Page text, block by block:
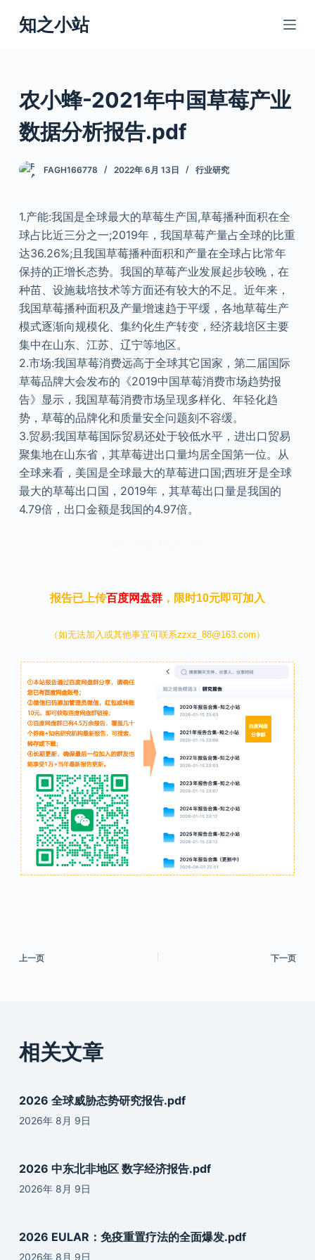
跳
过
知之小站
农小蜂-2021年中国草莓产业
数据分析报告.pdf
FAGH166778 2022年 6月 13日 行业研究
1.产能:我国是全球最大的草莓生产国,草莓播种面积在全
球占比近三分之一;2019年，我国草莓产量占全球的比重
达36.26%;且我国草莓播种面积和产量在全球占比常年
保持的正增长态势。我国的草莓产业发展起步较晚，在
种苗、设施栽培技术等方面还有较大的不足。近年来，
我国草莓播种面积及产量增速趋于平缓，各地草莓生产
模式逐渐向规模化、集约化生产转变，经济栽培区主要
集中在山东、江苏、辽宁等地区。
2.市场:我国草莓消费远高于全球其它国家，第二届国际
草莓品牌大会发布的《2019中国草莓消费市场趋势报
告》显示，我国草莓消费市场呈现多样化、年轻化趋
势，草莓的品牌化和质量安全问题刻不容缓。
3.贸易:我国草莓国际贸易还处于较低水平，进出口贸易
聚集地在山东省，其草莓进出口量均居全国第一位。从
全球来看，美国是全球最大的草莓进口国;西班牙是全球
最大的草莓出口国，2019年，其草莓出口量是我国的
4.79倍，出口金额是我国的4.97倍。
报告已上传百度网盘群，限时10元即可加入
（如无法加入或其他事宜可联系zzxz_88@163.com）
上一页 下一页
相关文章
2026 全球威胁态势研究报告.pdf
2026年 8月 9日
2026 中东北非地区 数字经济报告.pdf
2026年 8月 9日
2026 EULAR：免疫重置疗法的全面爆发.pdf
2026年 8月 9日